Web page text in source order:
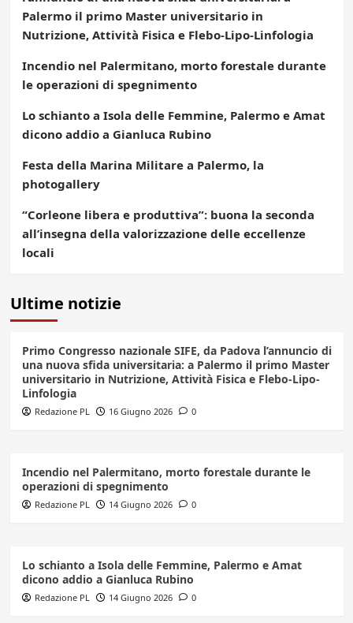
Palermo il primo Master universitario in
Nutrizione, Attività Fisica e Flebo-Lipo-Linfologia
Incendio nel Palermitano, morto forestale durante
le operazioni di spegnimento
Lo schianto a Isola delle Femmine, Palermo e Amat
dicono addio a Gianluca Rubino
Festa della Marina Militare a Palermo, la
photogallery
“Corleone libera e produttiva”: buona la seconda
all’insegna della valorizzazione delle eccellenze
locali
Ultime notizie
Primo Congresso nazionale SIFE, da Padova l’annuncio di
una nuova sfida universitaria: a Palermo il primo Master
universitario in Nutrizione, Attività Fisica e Flebo-Lipo-
Linfologia
Redazione PL 16 Giugno 2026 0
Incendio nel Palermitano, morto forestale durante le
operazioni di spegnimento
Redazione PL 14 Giugno 2026 0
Lo schianto a Isola delle Femmine, Palermo e Amat
dicono addio a Gianluca Rubino
Redazione PL 14 Giugno 2026 0